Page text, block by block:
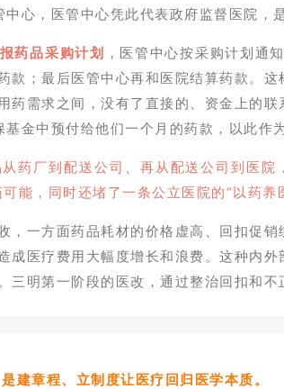
心，医管中心凭此代表政府监督医院，
药品采购计划 ，医管中心按采购计划通
；最后医管中心再和医院结算药款。 这
药需求之间，没有了直接的、资金上的
金中预付给他们一个月的药款，以此作
药厂到配送公司、再从配送公司到医
能，同时还堵了一条公立医院的“以药养
，一方面药品耗材的价格虚高、回扣促
成医疗费用大幅度增长和浪费。这种内
三明第一阶段的医改，通过整治回扣和不
建章程、立制度让医疗回归医学本质。